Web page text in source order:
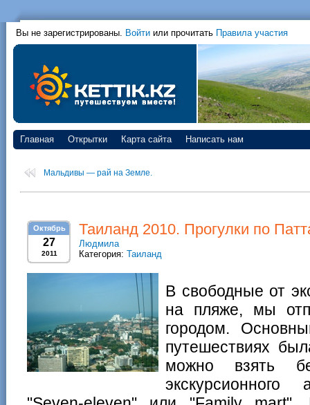
Вы не зарегистрированы. Войти или прочитать Правила участия
Главная Открытки Карта сайта Написать нам
Мальдивы — рай на Земле.
Октябрь
27
2011
Таиланд 2010. Прогулки по
Людмила
Категория: Таиланд
В свободные от
на пляже, мы
городом.
путешествиях
можно взять